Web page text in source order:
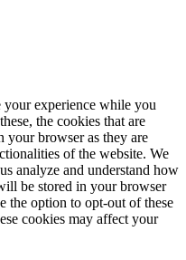
your experience while you
the cookies that are
your browser as they are
of the website. We
analyze and understand how
be stored in your browser
the option to opt-out of these
cookies may affect your